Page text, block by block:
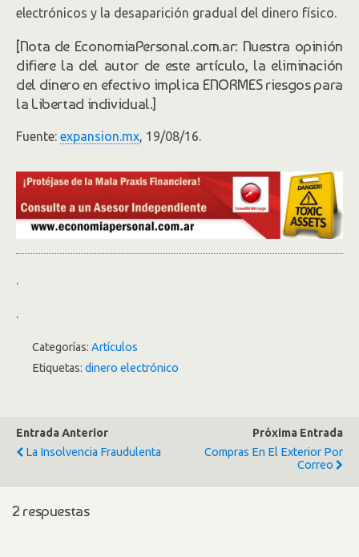
electrónicos y la desaparición gradual del dinero físico.
[Nota de EconomiaPersonal.com.ar: Nuestra opinión
difiere la del autor de este artículo, la eliminación
del dinero en efectivo implica ENORMES riesgos para
la Libertad individual.]
Fuente: expansion.mx, 19/08/16.
.
.
Categorías: Artículos
Etiquetas: dinero electrónico
Entrada Anterior
La Insolvencia Fraudulenta
Próxima Entrada
Compras En El Exterior Por
Correo
2 respuestas